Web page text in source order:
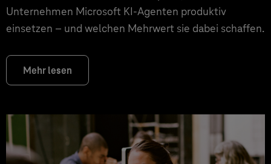
Unternehmen Microsoft KI-Agenten produktiv
einsetzen – und welchen Mehrwert sie dabei schaffen.
Mehr lesen